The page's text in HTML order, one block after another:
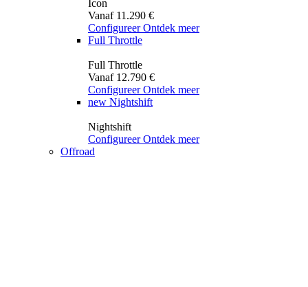
Icon
Vanaf 11.290 €
Configureer Ontdek meer
Full Throttle
Full Throttle
Vanaf 12.790 €
Configureer Ontdek meer
new Nightshift
Nightshift
Configureer Ontdek meer
Offroad